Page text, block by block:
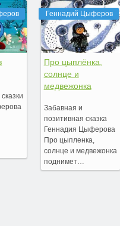
Геннадий Цыферов
Про цыплёнка,
солнце и
медвежонка
Забавная и
позитивная сказка
Геннадия Цыферова
Про цыпленка,
солнце и медвежонка
поднимет…